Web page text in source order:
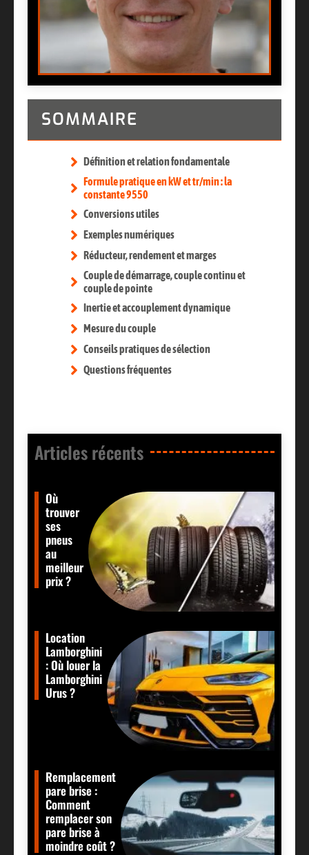
SOMMAIRE
Définition et relation fondamentale
Formule pratique en kW et tr/min : la
constante 9550
Conversions utiles
Exemples numériques
Réducteur, rendement et marges
Couple de démarrage, couple continu et
couple de pointe
Inertie et accouplement dynamique
Mesure du couple
Conseils pratiques de sélection
Questions fréquentes
Articles récents​
Où
trouver
ses
pneus
au
meilleur
prix ?
Location
Lamborghini
: Où louer la
Lamborghini
Urus ?
Remplacement
pare brise :
Comment
remplacer son
pare brise à
moindre coût ?